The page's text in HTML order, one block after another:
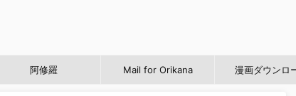
阿修羅 Mail for Orikana 漫画ダウンロ